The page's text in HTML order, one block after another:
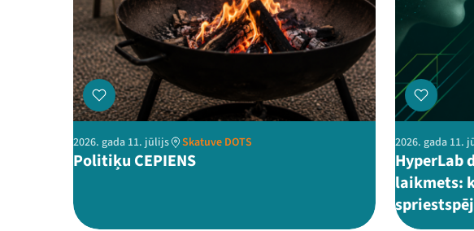
2026. gada 11. jūlijs Skatuve DOTS
Politiķu CEPIENS
2026. gada 11.
HyperLab
laikmets: